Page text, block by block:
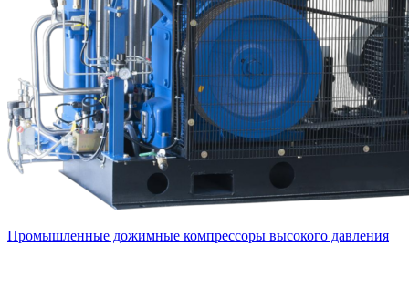
Промышленные дожимные компрессоры высокого давления